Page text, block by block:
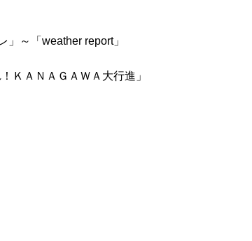
」～「weather report」
ＫＡＮＡＧＡＷＡ大行進」